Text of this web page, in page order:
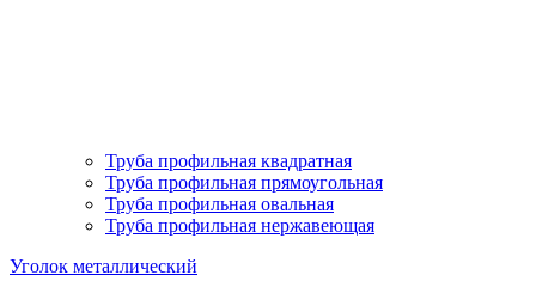
Труба профильная квадратная
Труба профильная прямоугольная
Труба профильная овальная
Труба профильная нержавеющая
Уголок металлический